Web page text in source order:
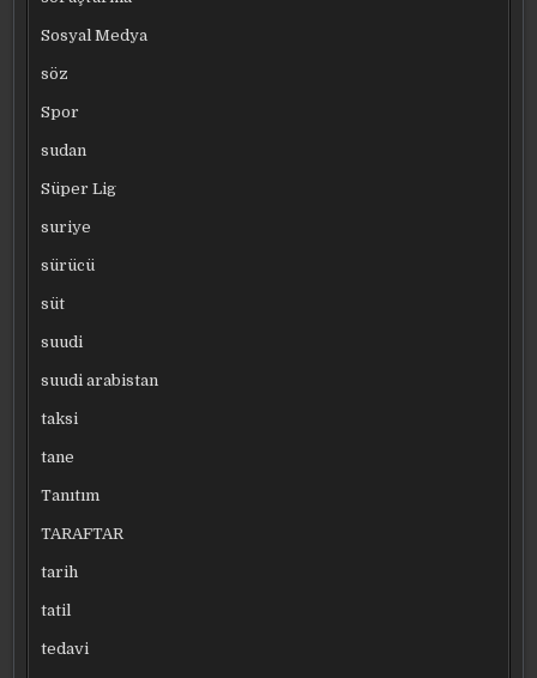
Sosyal Medya
söz
Spor
sudan
Süper Lig
suriye
sürücü
süt
suudi
suudi arabistan
taksi
tane
Tanıtım
TARAFTAR
tarih
tatil
tedavi